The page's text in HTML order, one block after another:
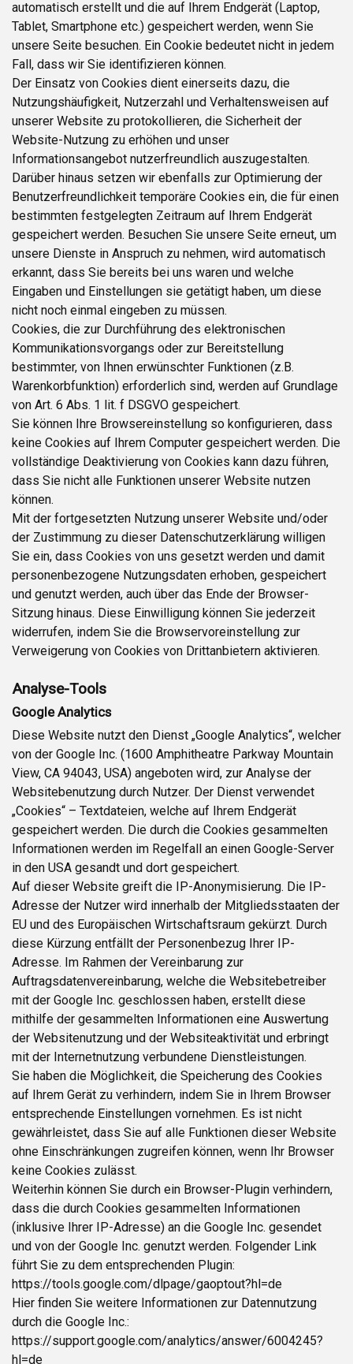
automatisch erstellt und die auf Ihrem Endgerät (Laptop,
Tablet, Smartphone etc.) gespeichert werden, wenn Sie
unsere Seite besuchen. Ein Cookie bedeutet nicht in jedem
Fall, dass wir Sie identifizieren können.
Der Einsatz von Cookies dient einerseits dazu, die
Nutzungshäufigkeit, Nutzerzahl und Verhaltensweisen auf
unserer Website zu protokollieren, die Sicherheit der
Website-Nutzung zu erhöhen und unser
Informationsangebot nutzerfreundlich auszugestalten.
Darüber hinaus setzen wir ebenfalls zur Optimierung der
Benutzerfreundlichkeit temporäre Cookies ein, die für einen
bestimmten festgelegten Zeitraum auf Ihrem Endgerät
gespeichert werden. Besuchen Sie unsere Seite erneut, um
unsere Dienste in Anspruch zu nehmen, wird automatisch
erkannt, dass Sie bereits bei uns waren und welche
Eingaben und Einstellungen sie getätigt haben, um diese
nicht noch einmal eingeben zu müssen.
Cookies, die zur Durchführung des elektronischen
Kommunikationsvorgangs oder zur Bereitstellung
bestimmter, von Ihnen erwünschter Funktionen (z.B.
Warenkorbfunktion) erforderlich sind, werden auf Grundlage
von Art. 6 Abs. 1 lit. f DSGVO gespeichert.
Sie können Ihre Browsereinstellung so konfigurieren, dass
keine Cookies auf Ihrem Computer gespeichert werden. Die
vollständige Deaktivierung von Cookies kann dazu führen,
dass Sie nicht alle Funktionen unserer Website nutzen
können.
Mit der fortgesetzten Nutzung unserer Website und/oder
der Zustimmung zu dieser Datenschutzerklärung willigen
Sie ein, dass Cookies von uns gesetzt werden und damit
personenbezogene Nutzungsdaten erhoben, gespeichert
und genutzt werden, auch über das Ende der Browser-
Sitzung hinaus. Diese Einwilligung können Sie jederzeit
widerrufen, indem Sie die Browservoreinstellung zur
Verweigerung von Cookies von Drittanbietern aktivieren.
Analyse-Tools
Google Analytics
Diese Website nutzt den Dienst „Google Analytics“, welcher
von der Google Inc. (1600 Amphitheatre Parkway Mountain
View, CA 94043, USA) angeboten wird, zur Analyse der
Websitebenutzung durch Nutzer. Der Dienst verwendet
„Cookies“ – Textdateien, welche auf Ihrem Endgerät
gespeichert werden. Die durch die Cookies gesammelten
Informationen werden im Regelfall an einen Google-Server
in den USA gesandt und dort gespeichert.
Auf dieser Website greift die IP-Anonymisierung. Die IP-
Adresse der Nutzer wird innerhalb der Mitgliedsstaaten der
EU und des Europäischen Wirtschaftsraum gekürzt. Durch
diese Kürzung entfällt der Personenbezug Ihrer IP-
Adresse. Im Rahmen der Vereinbarung zur
Auftragsdatenvereinbarung, welche die Websitebetreiber
mit der Google Inc. geschlossen haben, erstellt diese
mithilfe der gesammelten Informationen eine Auswertung
der Websitenutzung und der Websiteaktivität und erbringt
mit der Internetnutzung verbundene Dienstleistungen.
Sie haben die Möglichkeit, die Speicherung des Cookies
auf Ihrem Gerät zu verhindern, indem Sie in Ihrem Browser
entsprechende Einstellungen vornehmen. Es ist nicht
gewährleistet, dass Sie auf alle Funktionen dieser Website
ohne Einschränkungen zugreifen können, wenn Ihr Browser
keine Cookies zulässt.
Weiterhin können Sie durch ein Browser-Plugin verhindern,
dass die durch Cookies gesammelten Informationen
(inklusive Ihrer IP-Adresse) an die Google Inc. gesendet
und von der Google Inc. genutzt werden. Folgender Link
führt Sie zu dem entsprechenden Plugin:
https://tools.google.com/dlpage/gaoptout?hl=de
Hier finden Sie weitere Informationen zur Datennutzung
durch die Google Inc.:
https://support.google.com/analytics/answer/6004245?
hl=de